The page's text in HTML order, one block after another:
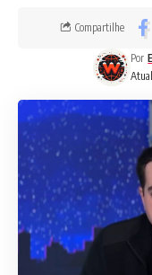
Por
Compartilhe